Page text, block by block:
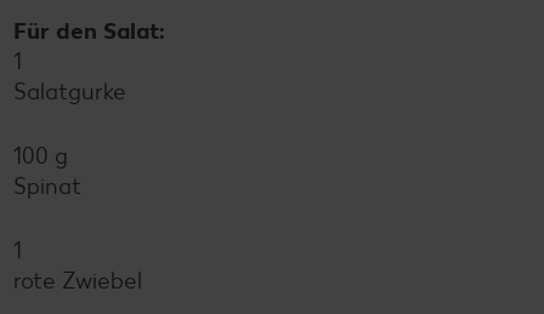
Für den Salat:
1
Salatgurke
100 g
Spinat
1
rote Zwiebel